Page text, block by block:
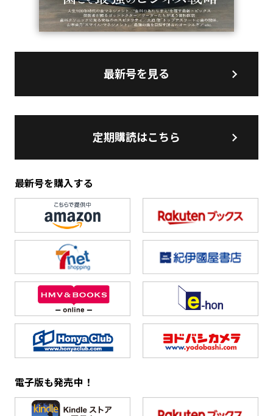
最新号を見る
定期購読はこちら
最新号を購入する
電子版も発売中！